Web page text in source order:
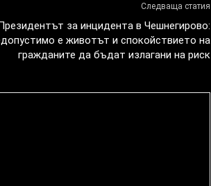
Следваща статия
за инцидента в Чешнегирово:
е животът и спокойствието на
гражданите да бъдат излагани на риск